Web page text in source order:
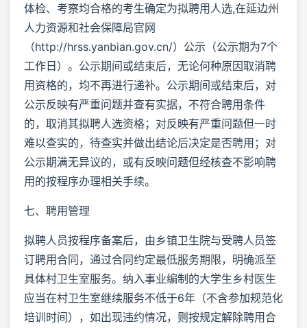
体检、考察均合格的考生确定为拟聘用人选,在延边州
人力资源和社会保障局官网
（http://hrss.yanbian.gov.cn/）公示（公示期为7个
工作日）。公示期间或结束后，无论何种原因取消聘
用资格的，均不再进行递补。公示期间或结束后，对
公示反映有严重问题并查有实据，不符合聘用条件
的，取消其拟聘人选资格；对反映有严重问题但一时
难以查实的，待查实并做出结论后决定是否聘用；对
公示期满无异议的，或有反映问题但经核查不影响聘
用的按程序办理相关手续。
七、聘用管理
拟聘人员按程序备案后，由乡镇卫生院与受聘人员签
订聘用合同，通过合同约定最低服务期限，明确派至
具体村卫生室服务。纳入事业编制的大学生乡村医生
应当在村卫生室继续服务不低于6年（不含参加规范化
培训时间），如出现违约情况，则按规定解除聘用合